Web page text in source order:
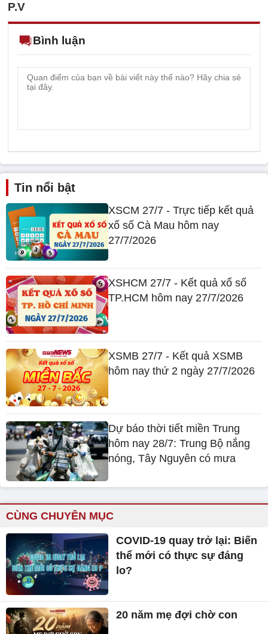
P.V
Bình luận
Tin nổi bật
XSCM 27/7 - Trực tiếp kết quả
xổ số Cà Mau hôm nay
27/7/2026
XSHCM 27/7 - Kết quả xổ số
TP.HCM hôm nay 27/7/2026
XSMB 27/7 - Kết quả XSMB
hôm nay thứ 2 ngày 27/7/2026
Dự báo thời tiết miền Trung
hôm nay 28/7: Trung Bộ nắng
nóng, Tây Nguyên có mưa
CÙNG CHUYÊN MỤC
COVID-19 quay trở lại: Biến
thể mới có thực sự đáng
lo?
20 năm mẹ đợi chờ con